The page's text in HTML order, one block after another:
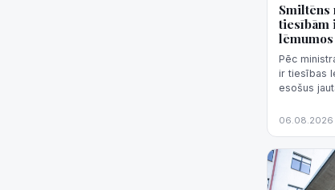
Smiltēns
tiesībām
lēmumos
Pēc
ir tiesības
esošus
06.08.2026